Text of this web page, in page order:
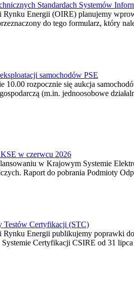
Standardach Systemów
Rynku Energii (OIRE) planujemy
do tego formularz, który
samochodów PSE
10.00 rozpocznie się aukcja
(m.in. jednoosobowe
w czerwcu 2026
w Krajowym Systemie
Raport do pobrania Podmioty
Testów Certyfikacji (STC)
Rynku Energii publikujemy poprawki
Certyfikacji CSIRE od 31